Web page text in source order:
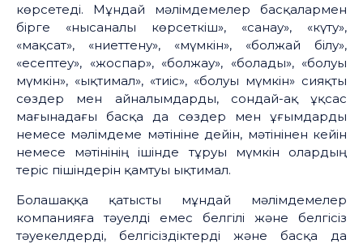
көрсетеді. Мұндай мәлімдемелер басқалармен
бірге «нысаналы көрсеткіш», «санау», «күту»,
«мақсат», «ниеттену», «мүмкін», «болжай білу»,
«есептеу», «жоспар», «болжау», «болады», «болуы
мүмкін», «ықтимал», «тиіс», «болуы мүмкін» сияқты
сөздер мен айналымдарды, сондай-ақ ұқсас
мағынадағы басқа да сөздер мен ұғымдарды
немесе мәлімдеме мәтініне дейін, мәтінінен кейін
немесе мәтінінің ішінде тұруы мүмкін олардың
теріс пішіндерін қамтуы ықтимал.
Болашаққа қатысты мұндай мәлімдемелер
компанияға тәуелді емес белгілі және белгісіз
тәуекелдерді, белгісіздіктерді және басқа да